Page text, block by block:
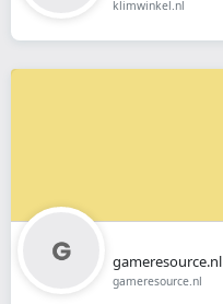
klimwinkel.nl
gameresource.nl
gameresource.nl